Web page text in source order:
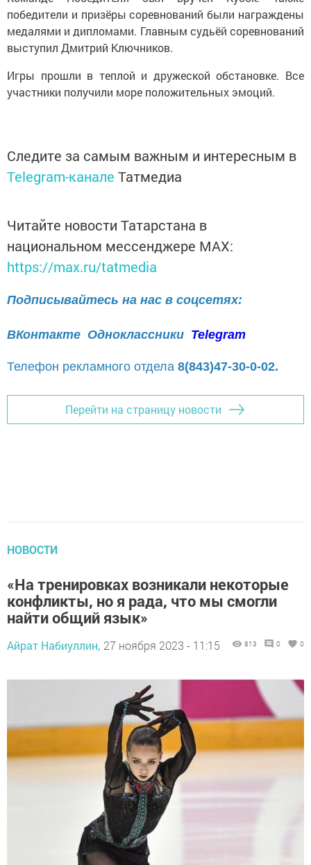
победители и призёры соревнований были награждены
медалями и дипломами. Главным судьёй соревнований
выступил Дмитрий Ключников.
Игры прошли в теплой и дружеской обстановке. Все
участники получили море положительных эмоций.
Следите за самым важным и интересным в
Telegram-канале Татмедиа
Читайте новости Татарстана в
национальном мессенджере MАХ:
https://max.ru/tatmedia
Подписывайтесь на нас в соцсетях:
ВКонтакте Одноклассники Telegram
Телефон рекламного отдела 8(843)47-30-0-02.
Перейти на страницу новости
НОВОСТИ
«На тренировках возникали некоторые
конфликты, но я рада, что мы смогли
найти общий язык»
Айрат Набиуллин, 27 ноября 2023 - 11:15 813 0 0